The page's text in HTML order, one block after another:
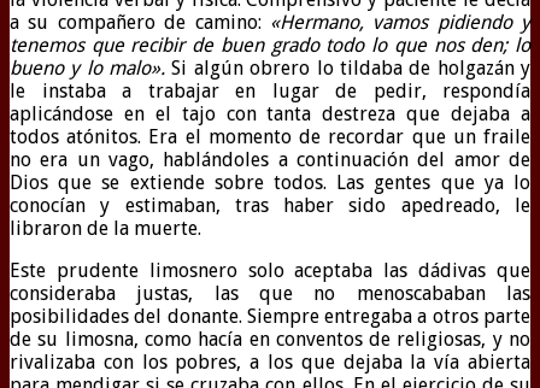
a su compañero de camino: «Hermano, vamos pidiendo y
tenemos que recibir de buen grado todo lo que nos den; lo
bueno y lo malo». Si algún obrero lo tildaba de holgazán y
le instaba a trabajar en lugar de pedir, respondía
aplicándose en el tajo con tanta destreza que dejaba a
todos atónitos. Era el momento de recordar que un fraile
no era un vago, hablándoles a continuación del amor de
Dios que se extiende sobre todos. Las gentes que ya lo
conocían y estimaban, tras haber sido apedreado, le
libraron de la muerte.
Este prudente limosnero solo aceptaba las dádivas que
consideraba justas, las que no menoscababan las
posibilidades del donante. Siempre entregaba a otros parte
de su limosna, como hacía en conventos de religiosas, y no
rivalizaba con los pobres, a los que dejaba la vía abierta